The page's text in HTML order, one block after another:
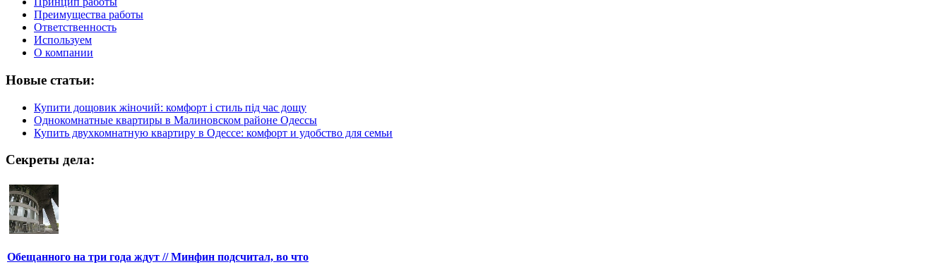
Преимущества работы
Ответственность
Используем
О компании
Новые статьи:
Купити дощовик жіночий: комфорт і стиль під час дощу
Однокомнатные квартиры в Малиновском районе Одессы
Купить двухкомнатную квартиру в Одессе: комфорт и удобство для семьи
Секреты дела:
Обещанного на три года ждут // Минфин подсчитал, во что